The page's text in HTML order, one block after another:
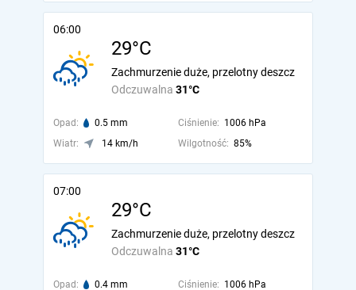
06:00
29°C
Odczuwalna 31°C
Zachmurzenie duże, przelotny deszcz
Opad: 0.5 mm Ciśnienie: 1006 hPa
Wiatr:
14 km/h Wilgotność: 85%
07:00
29°C
Odczuwalna 31°C
Zachmurzenie duże, przelotny deszcz
Opad: 0.4 mm Ciśnienie: 1006 hPa